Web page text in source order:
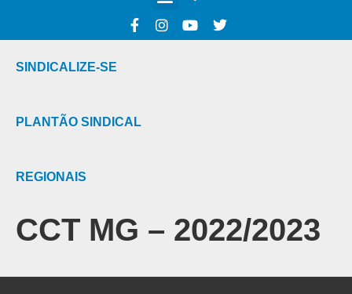
SINDICALIZE-SE
PLANTÃO SINDICAL
REGIONAIS
CCT MG – 2022/2023